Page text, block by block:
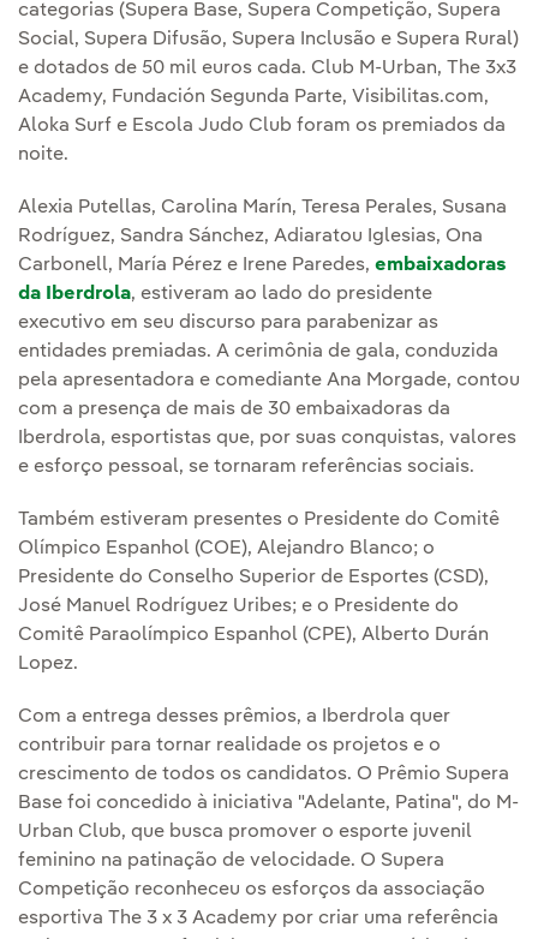
categorias (Supera Base, Supera Competição, Supera
Social, Supera Difusão, Supera Inclusão e Supera Rural)
e dotados de 50 mil euros cada. Club M-Urban, The 3x3
Academy, Fundación Segunda Parte, Visibilitas.com,
Aloka Surf e Escola Judo Club foram os premiados da
noite.
Alexia Putellas, Carolina Marín, Teresa Perales, Susana
Rodríguez, Sandra Sánchez, Adiaratou Iglesias, Ona
Carbonell, María Pérez e Irene Paredes, embaixadoras
da Iberdrola, estiveram ao lado do presidente
executivo em seu discurso para parabenizar as
entidades premiadas. A cerimônia de gala, conduzida
pela apresentadora e comediante Ana Morgade, contou
com a presença de mais de 30 embaixadoras da
Iberdrola, esportistas que, por suas conquistas, valores
e esforço pessoal, se tornaram referências sociais.
Também estiveram presentes o Presidente do Comitê
Olímpico Espanhol (COE), Alejandro Blanco; o
Presidente do Conselho Superior de Esportes (CSD),
José Manuel Rodríguez Uribes; e o Presidente do
Comitê Paraolímpico Espanhol (CPE), Alberto Durán
Lopez.
Com a entrega desses prêmios, a Iberdrola quer
contribuir para tornar realidade os projetos e o
crescimento de todos os candidatos. O Prêmio Supera
Base foi concedido à iniciativa "Adelante, Patina", do M-
Urban Club, que busca promover o esporte juvenil
feminino na patinação de velocidade. O Supera
Competição reconheceu os esforços da associação
esportiva The 3 x 3 Academy por criar uma referência